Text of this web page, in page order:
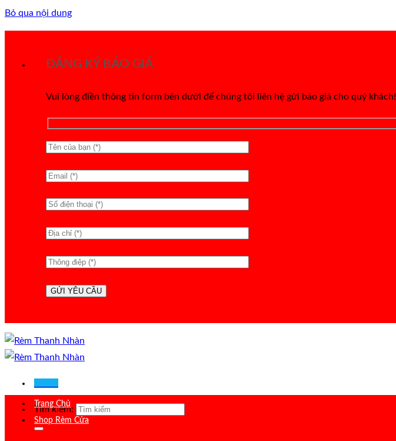
Bỏ qua nội dung
ĐĂNG KÝ BÁO GIÁ
Vui lòng điền thông tin form bên dưới để chúng tôi liên hệ gửi báo giá cho quý khách!
Tìm kiếm:
Trang Chủ
Shop Rèm Cửa